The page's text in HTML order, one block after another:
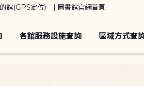
館(GPS定位) 圖書館官網首頁
各館服務設施查詢 區域方式查